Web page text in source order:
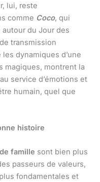
lui, reste
comme Coco, qui
du Jour des
transmission
dynamiques d’une
magiques, montrent la
service d’émotions et
humain, quel que
histoire
famille sont bien plus
passeurs de valeurs,
fondamentales et